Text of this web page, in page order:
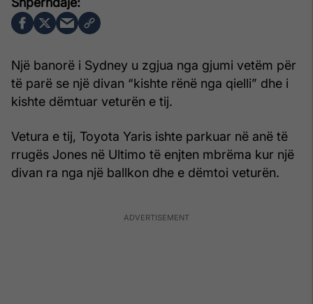
Një banorë i Sydney u zgjua nga gjumi vetëm për
të parë se një divan “kishte rënë nga qielli” dhe i
kishte dëmtuar veturën e tij.
Vetura e tij, Toyota Yaris ishte parkuar në anë të
rrugës Jones në Ultimo të enjten mbrëma kur një
divan ra nga një ballkon dhe e dëmtoi veturën.